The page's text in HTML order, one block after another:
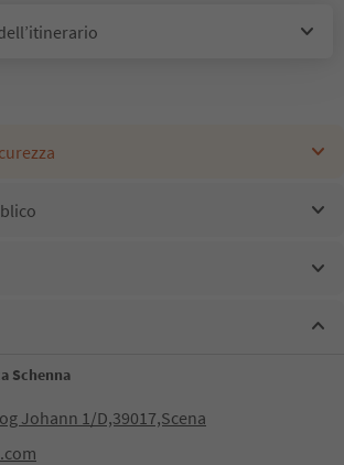
Schenna
Johann 1/D,39017,Scena